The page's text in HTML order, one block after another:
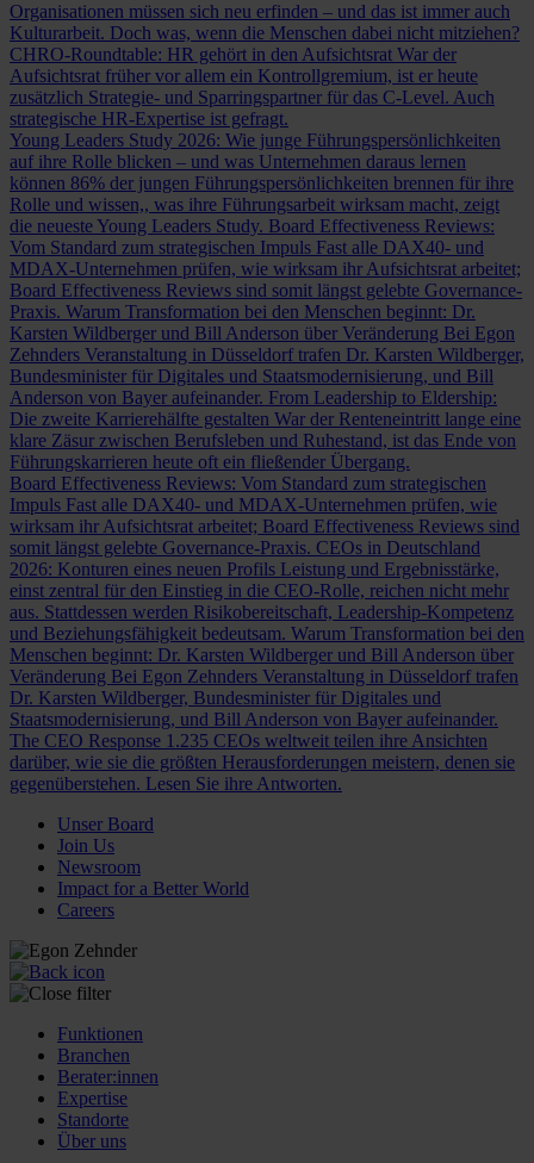
Organisationen müssen sich neu erfinden – und das ist immer auch
Kulturarbeit. Doch was, wenn die Menschen dabei nicht mitziehen?
CHRO-Roundtable: HR gehört in den Aufsichtsrat War der
Aufsichtsrat früher vor allem ein Kontrollgremium, ist er heute
zusätzlich Strategie- und Sparringspartner für das C-Level. Auch
strategische HR-Expertise ist gefragt.
Young Leaders Study 2026: Wie junge Führungspersönlichkeiten
auf ihre Rolle blicken – und was Unternehmen daraus lernen
können 86% der jungen Führungspersönlichkeiten brennen für ihre
Rolle und wissen,, was ihre Führungsarbeit wirksam macht, zeigt
die neueste Young Leaders Study. Board Effectiveness Reviews:
Vom Standard zum strategischen Impuls Fast alle DAX40- und
MDAX-Unternehmen prüfen, wie wirksam ihr Aufsichtsrat arbeitet;
Board Effectiveness Reviews sind somit längst gelebte Governance-
Praxis. Warum Transformation bei den Menschen beginnt: Dr.
Karsten Wildberger und Bill Anderson über Veränderung Bei Egon
Zehnders Veranstaltung in Düsseldorf trafen Dr. Karsten Wildberger,
Bundesminister für Digitales und Staatsmodernisierung, und Bill
Anderson von Bayer aufeinander. From Leadership to Eldership:
Die zweite Karrierehälfte gestalten War der Renteneintritt lange eine
klare Zäsur zwischen Berufsleben und Ruhestand, ist das Ende von
Führungskarrieren heute oft ein fließender Übergang.
Board Effectiveness Reviews: Vom Standard zum strategischen
Impuls Fast alle DAX40- und MDAX-Unternehmen prüfen, wie
wirksam ihr Aufsichtsrat arbeitet; Board Effectiveness Reviews sind
somit längst gelebte Governance-Praxis. CEOs in Deutschland
2026: Konturen eines neuen Profils Leistung und Ergebnisstärke,
einst zentral für den Einstieg in die CEO-Rolle, reichen nicht mehr
aus. Stattdessen werden Risikobereitschaft, Leadership-Kompetenz
und Beziehungsfähigkeit bedeutsam. Warum Transformation bei den
Menschen beginnt: Dr. Karsten Wildberger und Bill Anderson über
Veränderung Bei Egon Zehnders Veranstaltung in Düsseldorf trafen
Dr. Karsten Wildberger, Bundesminister für Digitales und
Staatsmodernisierung, und Bill Anderson von Bayer aufeinander.
The CEO Response 1.235 CEOs weltweit teilen ihre Ansichten
darüber, wie sie die größten Herausforderungen meistern, denen sie
gegenüberstehen. Lesen Sie ihre Antworten.
Unser Board
Join Us
Newsroom
Impact for a Better World
Careers
Funktionen
Branchen
Berater:innen
Expertise
Standorte
Über uns